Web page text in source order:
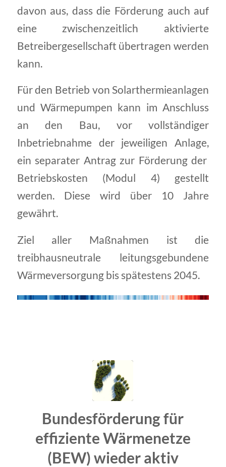
davon aus, dass die Förderung auch auf
eine zwischenzeitlich aktivierte
Betreibergesellschaft übertragen werden
kann.
Für den Betrieb von Solarthermieanlagen
und Wärmepumpen kann im Anschluss
an den Bau, vor vollständiger
Inbetriebnahme der jeweiligen Anlage,
ein separater Antrag zur Förderung der
Betriebskosten (Modul 4) gestellt
werden. Diese wird über 10 Jahre
gewährt.
Ziel aller Maßnahmen ist die
treibhausneutrale leitungsgebundene
Wärmeversorgung bis spätestens 2045.
Bundesförderung für
effiziente Wärmenetze
(BEW) wieder aktiv